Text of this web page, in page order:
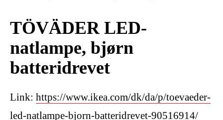
TÖVÄDER LED-
natlampe, bjørn
batteridrevet
Link: https://www.ikea.com/dk/da/p/toevaeder-
led-natlampe-bjorn-batteridrevet-90516914/